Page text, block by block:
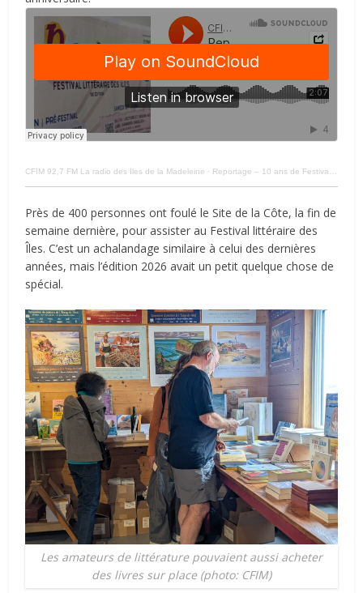
CFIM 92,7 FM La radio des Iles de la Madeleine · Reportage – 10 ans de Festival littéraire des Îles – 30-06-2026
Près de 400 personnes ont foulé le Site de la Côte, la fin de
semaine dernière, pour assister au Festival littéraire des
Îles. C’est un achalandage similaire à celui des dernières
années, mais l’édition 2026 avait un petit quelque chose de
spécial.
Les amateurs de littérature pouvaient aussi acheter
des livres sur place (photo: CFIM)